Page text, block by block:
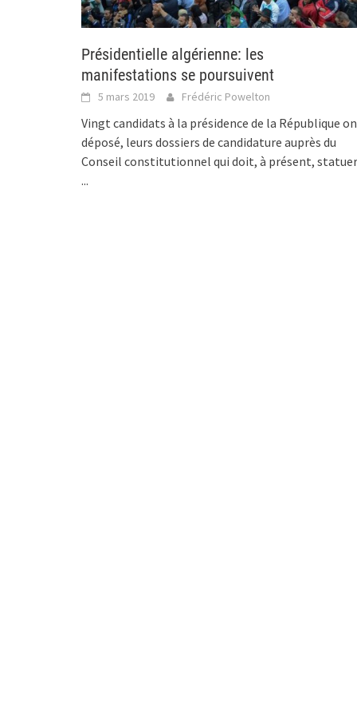
Présidentielle algérienne: les
manifestations se poursuivent
5 mars 2019 Frédéric Powelton
Vingt candidats à la présidence de la République
déposé, leurs dossiers de candidature auprès du
Conseil constitutionnel qui doit, à présent, statuer
...